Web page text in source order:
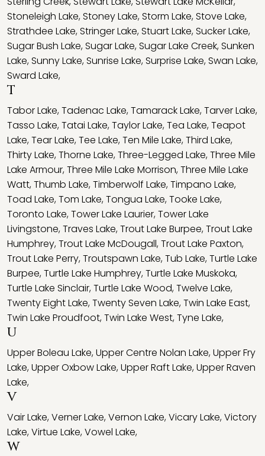
Stoneleigh Lake,Stoney Lake,Storm Lake,Stove Lake,
Strathdee Lake,Stringer Lake,Stuart Lake,Sucker Lake,
Sugar Bush Lake,Sugar Lake,Sugar Lake Creek,Sunken
Lake,Sunny Lake,Sunrise Lake,Surprise Lake,Swan Lake,
Sward Lake,
T
Tabor Lake,Tadenac Lake,Tamarack Lake,Tarver Lake,
Tasso Lake,Tatai Lake,Taylor Lake,Tea Lake,Teapot
Lake,Tear Lake,Tee Lake,Ten Mile Lake,Third Lake,
Thirty Lake,Thorne Lake,Three-Legged Lake,Three Mile
Lake Armour,Three Mile Lake Morrison,Three Mile Lake
Watt,Thumb Lake,Timberwolf Lake,Timpano Lake,
Toad Lake,Tom Lake,Tongua Lake,Tooke Lake,
Toronto Lake,Tower Lake Laurier,Tower Lake
Livingstone,Traves Lake,Trout Lake Burpee,Trout Lake
Humphrey,Trout Lake McDougall,Trout Lake Paxton,
Trout Lake Perry,Troutspawn Lake,Tub Lake,Turtle Lake
Burpee,Turtle Lake Humphrey,Turtle Lake Muskoka,
Turtle Lake Sinclair,Turtle Lake Wood,Twelve Lake,
Twenty Eight Lake,Twenty Seven Lake,Twin Lake East,
Twin Lake Proudfoot,Twin Lake West,Tyne Lake,
U
Upper Boleau Lake,Upper Centre Nolan Lake,Upper Fry
Lake,Upper Oxbow Lake,Upper Raft Lake,Upper Raven
Lake,
V
Vair Lake,Verner Lake,Vernon Lake,Vicary Lake,Victory
Lake,Virtue Lake,Vowel Lake,
W